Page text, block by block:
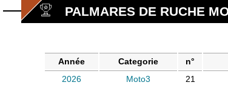
PALMARES DE RUCHE
Année Categorie n°
2026
Moto3 21